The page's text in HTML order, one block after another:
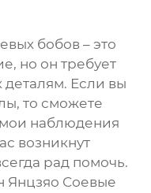
бобов– это
но он требует
Если вы
то сможете
наблюдения
возникнут
рад помочь.
Янцзяо Соевые